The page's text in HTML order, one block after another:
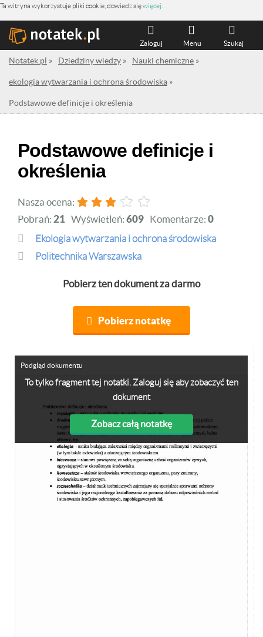
Ta witryna wykorzystuje pliki cookie, dowiedz sięwięcej
Szukaj
Menu
Zaloguj
Notatek.pl » Dziedziny wiedzy » Nauki chemiczne »
ekologia wytwarzania i ochrona środowiska »
Podstawowe definicje i określenia
Podstawowe definicje i
określenia
Nasza ocena:
Pobrań: 21 Wyświetleń: 609 Komentarze: 0
ekologia wytwarzania i ochrona środowiska
Politechnika Warszawska
Pobierz ten dokument za darmo
Pobierz notatkę
To tylko fragment tej notatki. Zaloguj się aby zobaczyć ten
dokument
Zobacz całą notatkę
Podgląd dokumentu